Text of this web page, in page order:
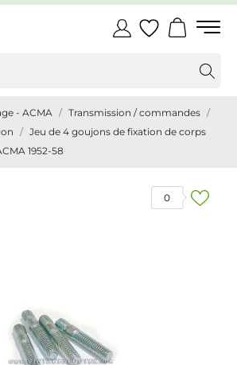
- ACMA
Transmission / commandes
Jeu de 4 goujons de fixation de corps
1952-58
0